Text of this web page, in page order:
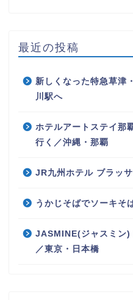
最近の投稿
新しくなった特急草津
川駅へ
ホテルアートステイ那
行く／沖縄・那覇
JR九州ホテル ブラッ
うかじそばでソーキそ
JASMINE(ジャスミン)
／東京・日本橋